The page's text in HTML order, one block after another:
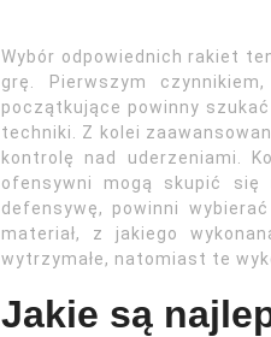
Wybór odpowiednich rakiet
grę. Pierwszym
początkujące powinny
techniki. Z kolei
kontrolę nad uderzeniami.
ofensywni mogą skupić
defensywę, powinni
materiał, z jakiego
wytrzymałe, natomiast te
Jakie są